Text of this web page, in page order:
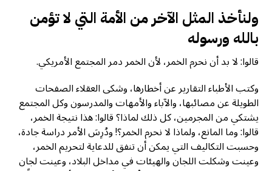
ولنأخذ المثل الآخر من الأمة التي لا تؤمن
بالله ورسوله
قالوا: لا بد أن نحرم الخمر، لأن الخمر دمر المجتمع الأمريكي.
وكتب الأطباء التقارير عن أخطارها، وشكى العقلاء الصفحات
الطويلة عن مصائبها، والآباء والأمهات والمدرسون وكل المجتمع
يشتكي من المجرمين، كل ذلك لماذا؟ قالوا: هذا نتيجة الخمر،
قالوا: وما المانع، ولماذا لا نحرم الخمر؟! ودُرِسَ الأمر دراسة جادة،
وحسبت التكاليف التي يمكن أن تنفق للدعاية لتحريم الخمر،
وعينت وشكلت اللجان والهيئات في مداخل البلاد، وعينت لجان